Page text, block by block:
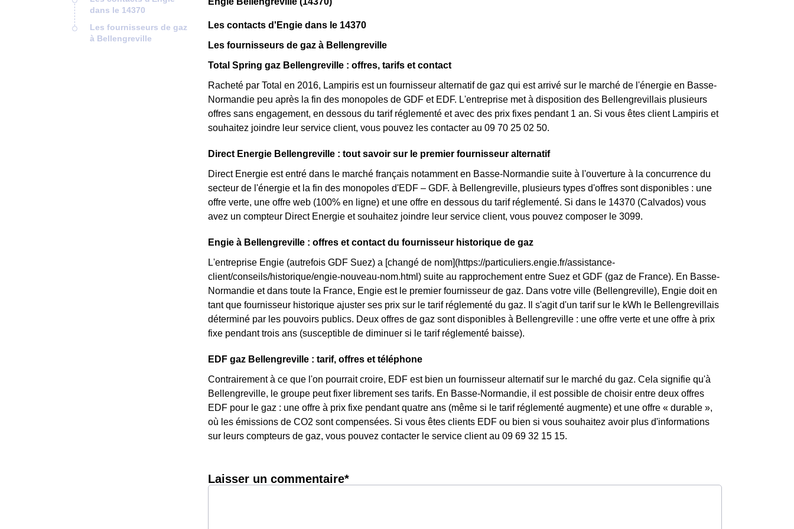
dans le 14370
Les fournisseurs de gaz
à Bellengreville
Les contacts d'Engie dans le 14370
Les fournisseurs de gaz à Bellengreville
Total Spring gaz Bellengreville : offres, tarifs et contact
Racheté par Total en 2016, Lampiris est un fournisseur alternatif de gaz qui est arrivé sur le marché de l'énergie en Basse-
Normandie peu après la fin des monopoles de GDF et EDF. L'entreprise met à disposition des Bellengrevillais plusieurs
offres sans engagement, en dessous du tarif réglementé et avec des prix fixes pendant 1 an. Si vous êtes client Lampiris et
souhaitez joindre leur service client, vous pouvez les contacter au 09 70 25 02 50.
Direct Energie Bellengreville : tout savoir sur le premier fournisseur alternatif
Direct Energie est entré dans le marché français notamment en Basse-Normandie suite à l'ouverture à la concurrence du
secteur de l'énergie et la fin des monopoles d'EDF – GDF. à Bellengreville, plusieurs types d'offres sont disponibles : une
offre verte, une offre web (100% en ligne) et une offre en dessous du tarif réglementé. Si dans le 14370 (Calvados) vous
avez un compteur Direct Energie et souhaitez joindre leur service client, vous pouvez composer le 3099.
Engie à Bellengreville : offres et contact du fournisseur historique de gaz
L'entreprise Engie (autrefois GDF Suez) a [changé de nom](https://particuliers.engie.fr/assistance-
client/conseils/historique/engie-nouveau-nom.html) suite au rapprochement entre Suez et GDF (gaz de France). En Basse-
Normandie et dans toute la France, Engie est le premier fournisseur de gaz. Dans votre ville (Bellengreville), Engie doit en
tant que fournisseur historique ajuster ses prix sur le tarif réglementé du gaz. Il s'agit d'un tarif sur le kWh le Bellengrevillais
déterminé par les pouvoirs publics. Deux offres de gaz sont disponibles à Bellengreville : une offre verte et une offre à prix
fixe pendant trois ans (susceptible de diminuer si le tarif réglementé baisse).
EDF gaz Bellengreville : tarif, offres et téléphone
Contrairement à ce que l'on pourrait croire, EDF est bien un fournisseur alternatif sur le marché du gaz. Cela signifie qu'à
Bellengreville, le groupe peut fixer librement ses tarifs. En Basse-Normandie, il est possible de choisir entre deux offres
EDF pour le gaz : une offre à prix fixe pendant quatre ans (même si le tarif réglementé augmente) et une offre « durable »,
où les émissions de CO2 sont compensées. Si vous êtes clients EDF ou bien si vous souhaitez avoir plus d'informations
sur leurs compteurs de gaz, vous pouvez contacter le service client au 09 69 32 15 15.
Laisser un commentaire*